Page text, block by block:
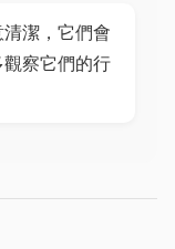
潔，它們會
察它們的行